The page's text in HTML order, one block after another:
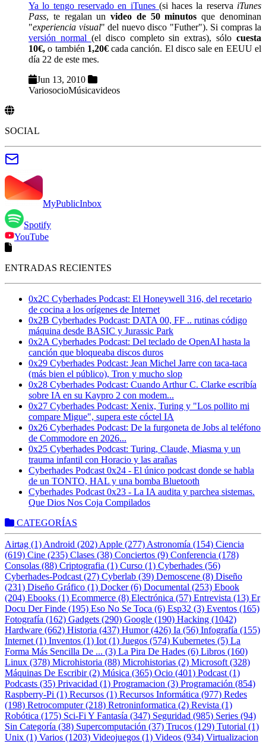
Ya lo tengo reservado en iTunes (si haces la reserva iTunes
Pass, te regalan unvideo de 50 minutos que denominan
"experiencia visual" del nuevo disco "Futher"). Si compras la
versión normal (el disco completo sin extras), sólo cuesta
10€, o también 1,20€cada canción. El disco sale en EEUU el
día 22 de este mes.
Jun 13, 2010
VariosocioMúsicavideos
SOCIAL
MyPublicInbox
Spotify
YouTube
ENTRADAS RECIENTES
0x2C Cyberhades Podcast: El Honeywell 316, del recetario
de cocina a los orígenes de Internet
0x2B Cyberhades Podcast: DATA 00, FF .. rutinas código
máquina desde BASIC y Jurassic Park
0x2A Cyberhades Podcast: Del teclado de OpenAI hasta la
canción que bloqueaba discos duros
0x29 Cyberhades Podcast: Jean Michel Jarre con taca-taca
(más bien el público), Tron y mucho slop
0x28 Cyberhades Podcast: Cuando Arthur C. Clarke escribía
sobre IA en su Kaypro 2 con modem...
0x27 Cyberhades Podcast: Xenix, Turing y "Los pollito mi
compare Migue", supera este cóctel IA
0x26 Cyberhades Podcast: De la furgoneta de Jobs al teléfono
de Commodore en 2026...
0x25 Cyberhades Podcast: Turing, Claude, Miasma y un
trauma infantil con Horacio y las arañas
Cyberhades Podcast 0x24 - El único podcast donde se habla
de un TONTO, HAL y una bomba Bluetooth
Cyberhades Podcast 0x23 - La IA audita y parchea sistemas.
Que Dios Nos Coja Compilados
CATEGORÍAS
Airtag (1) Android (202) Apple (277) Astronomía (154) Ciencia
(619) Cine (235) Clases (38) Conciertos (9) Conferencia (178)
Consolas (88) Criptografia (1) Curso (1) Cyberhades (56)
Cyberhades-Podcast (27) Cyberlab (39) Demoscene (8) Diseño
(231) Diseño Gráfico (1) Docker (6) Documental (253) Ebook
(204) Ebooks (1) Ecommerce (8) Electrónica (57) Entrevista (13) Er
Docu Der Finde (195) Eso No Se Toca (6) Esp32 (3) Eventos (165)
Fotografía (162) Gadgets (290) Google (190) Hacking (1042)
Hardware (662) Historia (437) Humor (426) Ia (56) Infografía (155)
Internet (1) Inventos (1) Iot (1) Juegos (574) Kubernetes (5) La
Forma Más Sencilla De ... (3) La Pira De Hades (6) Libros (160)
Linux (378) Microhistoria (88) Microhistorias (2) Microsoft (328)
Máquinas De Escribir (2) Música (365) Ocio (401) Podcast (1)
Podcasts (35) Privacidad (1) Programacion (3) Programación (854)
Raspberry-Pi (1) Recursos (1) Recursos Informática (977) Redes
(198) Retrocomputer (218) Retroninformatica (2) Revista (1)
Robótica (175) Sci-Fi Y Fantasía (347) Seguridad (985) Series (94)
Sin Categoría (38) Supercomputación (37) Trucos (129) Tutorial (1)
Unix (1) Varios (1203) Videojuegos (1) Videos (934) Virtualizacion